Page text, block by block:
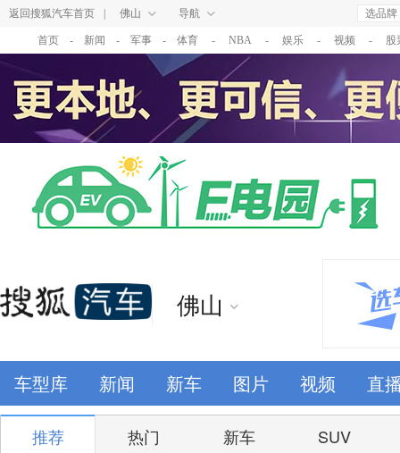
返回搜狐汽车首页 佛山 导航 选品牌
首页 - 新闻 - 军事 - 体育 - NBA - 娱乐 - 视频 - 股
佛山
车型库 新闻 新车 图片 视频 直
推荐 热门 新车 SUV